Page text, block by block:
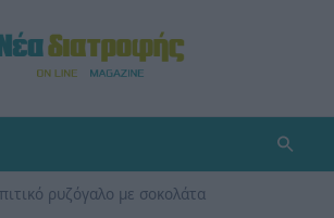
ρυζόγαλο με σοκολάτα